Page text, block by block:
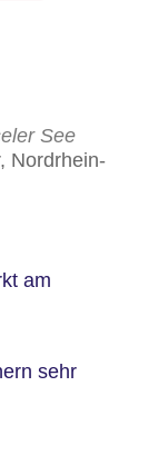
See
Nordrhein-
am
sehr